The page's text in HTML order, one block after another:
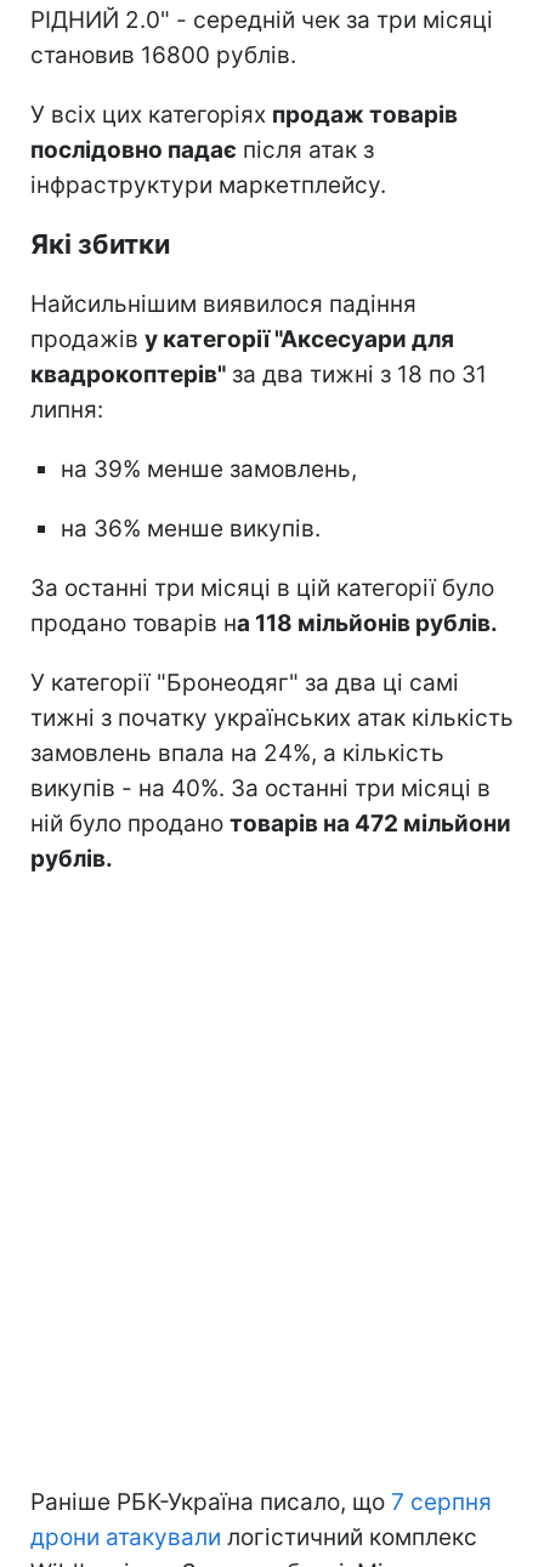
РІДНИЙ 2.0" - середній чек за три місяці
становив 16800 рублів.
У всіх цих категоріях продаж товарів
послідовно падає після атак з
інфраструктури маркетплейсу.
Які збитки
Найсильнішим виявилося падіння
продажів у категорії "Аксесуари для
квадрокоптерів" за два тижні з 18 по 31
липня:
на 39% менше замовлень,
на 36% менше викупів.
За останні три місяці в цій категорії було
продано товарів на 118 мільйонів рублів.
У категорії "Бронеодяг" за два ці самі
тижні з початку українських атак кількість
замовлень впала на 24%, а кількість
викупів - на 40%. За останні три місяці в
ній було продано товарів на 472 мільйони
рублів.
Раніше РБК-Україна писало, що 7 серпня
дрони атакували логістичний комплекс